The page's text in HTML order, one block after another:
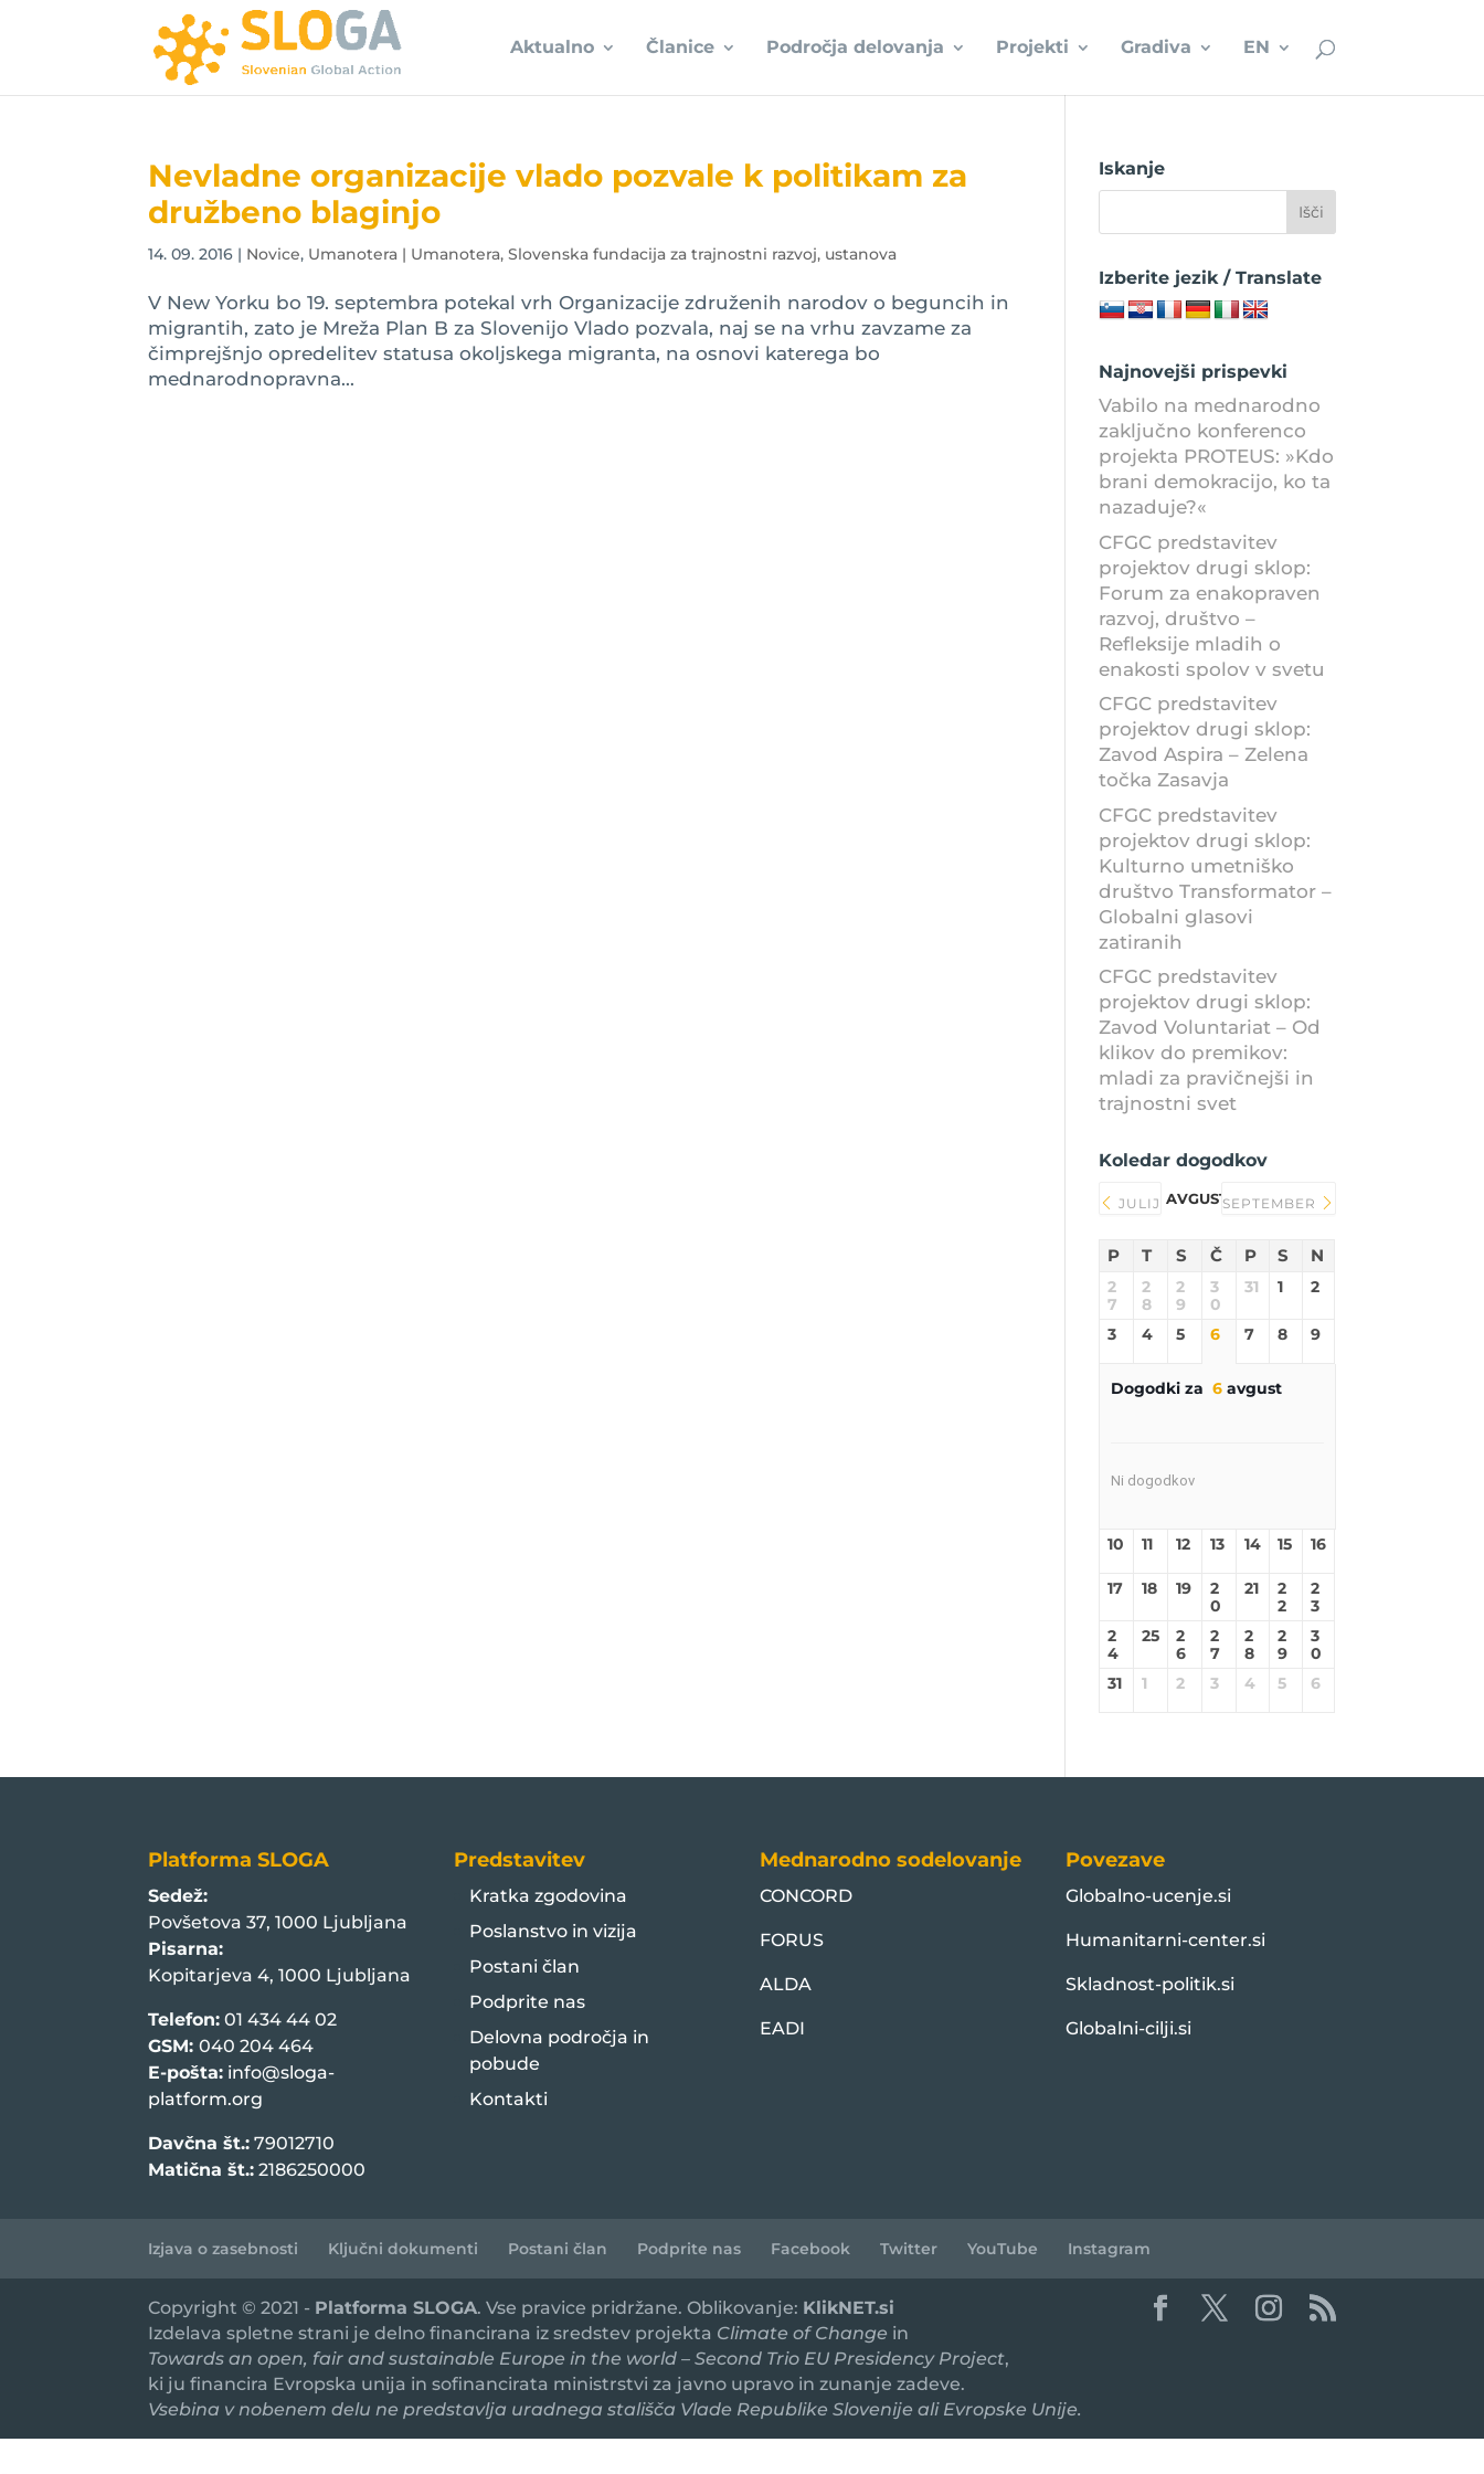
Aktualno Članice Področja delovanja Projekti Gradiva EN
Nevladne organizacije vlado pozvale k politikam za
družbeno blaginjo
14. 09. 2016 | Novice, Umanotera | Umanotera, Slovenska fundacija za trajnostni razvoj, ustanova
V New Yorku bo 19. septembra potekal vrh Organizacije združenih narodov o beguncih in
migrantih, zato je Mreža Plan B za Slovenijo Vlado pozvala, naj se na vrhu zavzame za
čimprejšnjo opredelitev statusa okoljskega migranta, na osnovi katerega bo
mednarodnopravna...
Iskanje
Izberite jezik / Translate
Najnovejši prispevki
Vabilo na mednarodno
zaključno konferenco
projekta PROTEUS: »Kdo
brani demokracijo, ko ta
nazaduje?«
CFGC predstavitev
projektov drugi sklop:
Forum za enakopraven
razvoj, društvo –
Refleksije mladih o
enakosti spolov v svetu
CFGC predstavitev
projektov drugi sklop:
Zavod Aspira – Zelena
točka Zasavja
CFGC predstavitev
projektov drugi sklop:
Kulturno umetniško
društvo Transformator –
Globalni glasovi
zatiranih
CFGC predstavitev
projektov drugi sklop:
Zavod Voluntariat – Od
klikov do premikov:
mladi za pravičnejši in
trajnostni svet
Koledar dogodkov
JULIJ AVGUST 2026SEPTEMBER
P T S Č P S N
2
7
2
8
2
9
3
0
31 1 2
3 4 5 6 7 8 9
Dogodki za 6avgust
Ni dogodkov
10 11 12 13 14 15 16
17 18 19
2
0
21
2
2
2
3
2
4
25
2
6
2
7
2
8
2
9
3
0
31
1 2 3 4 5 6
Platforma SLOGA
Sedež:
Povšetova 37, 1000 Ljubljana
Pisarna:
Kopitarjeva 4, 1000 Ljubljana
Telefon: 01 434 44 02
GSM:040 204 464
E-pošta: info@sloga-
platform.org
Davčna št.: 79012710
Matična št.: 2186250000
Predstavitev
Kratka zgodovina
Poslanstvo in vizija
Postani član
Podprite nas
Delovna področja in
pobude
Kontakti
Mednarodno sodelovanje
CONCORD
FORUS
ALDA
EADI
Povezave
Globalno-ucenje.si
Humanitarni-center.si
Skladnost-politik.si
Globalni-cilji.si
Izjava o zasebnosti Ključni dokumenti Postani član Podprite nas Facebook Twitter YouTube Instagram
Copyright © 2021 - Platforma SLOGA. Vse pravice pridržane. Oblikovanje: KlikNET.si
Izdelava spletne strani je delno financirana iz sredstev projekta Climate of Change in
Towards an open, fair and sustainable Europe in the world – Second Trio EU Presidency Project,
ki ju financira Evropska unija in sofinancirata ministrstvi za javno upravo in zunanje zadeve.
Vsebina v nobenem delu ne predstavlja uradnega stališča Vlade Republike Slovenije ali Evropske Unije.